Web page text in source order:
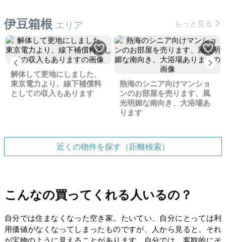
伊豆箱根 エリア もっと見る
Previous
解体して更地にしました、
東京電力より、線下補償料
としての収入もあります
熱海のシニア向けマンショ
ンのお部屋を売ります、風
光明媚な南向き、大浴場あ
ります
近くの物件を探す（距離検索）
こんなの買ってくれる人いるの？
自分では住まなくなった空き家。たいてい、自分にとっては利
用価値がなくなってしまったものですが、人から見ると、それ
が宝物のように見えることがあります。自分では、客観的にそ